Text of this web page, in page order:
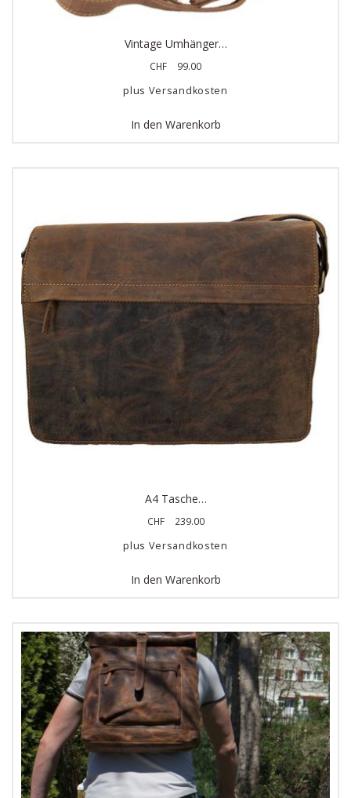
Vintage Umhänger…
CHF
99.00
plus Versandkosten
In den Warenkorb
A4 Tasche…
CHF
239.00
plus Versandkosten
In den Warenkorb